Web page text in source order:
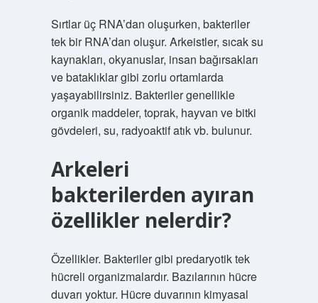
Sırtlar üç RNA’dan oluşurken, bakteriler
tek bir RNA’dan oluşur. Arkeistler, sıcak su
kaynakları, okyanuslar, insan bağırsakları
ve bataklıklar gibi zorlu ortamlarda
yaşayabilirsiniz. Bakteriler genellikle
organik maddeler, toprak, hayvan ve bitki
gövdeleri, su, radyoaktif atık vb. bulunur.
Arkeleri
bakterilerden ayıran
özellikler nelerdir?
Özellikler. Bakteriler gibi predaryotik tek
hücreli organizmalardır. Bazılarının hücre
duvarı yoktur. Hücre duvarının kimyasal